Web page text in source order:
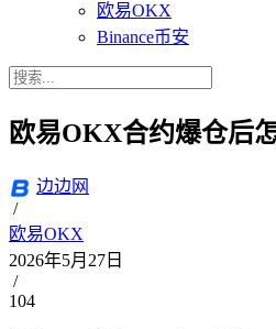
欧易OKX
Binance币安
欧易OKX合约爆仓后
边边网
/
欧易OKX
2026年5月27日
/
104